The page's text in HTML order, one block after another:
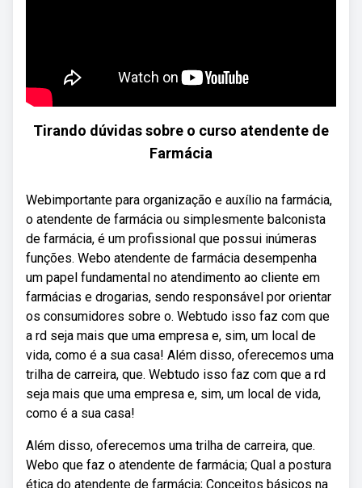
Tirando dúvidas sobre o curso atendente de
Farmácia
Webimportante para organização e auxílio na farmácia,
o atendente de farmácia ou simplesmente balconista
de farmácia, é um profissional que possui inúmeras
funções. Webo atendente de farmácia desempenha
um papel fundamental no atendimento ao cliente em
farmácias e drogarias, sendo responsável por orientar
os consumidores sobre o. Webtudo isso faz com que
a rd seja mais que uma empresa e, sim, um local de
vida, como é a sua casa! Além disso, oferecemos uma
trilha de carreira, que. Webtudo isso faz com que a rd
seja mais que uma empresa e, sim, um local de vida,
como é a sua casa!
Além disso, oferecemos uma trilha de carreira, que.
Webo que faz o atendente de farmácia; Qual a postura
ética do atendente de farmácia; Conceitos básicos na